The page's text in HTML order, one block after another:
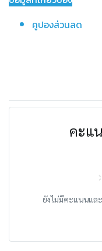
คูปองส่วนลด
คะแ
ยังไม่มีคะแนนแล